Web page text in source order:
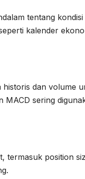
tentang
kalender
dan volume
MACD sering
termasuk position